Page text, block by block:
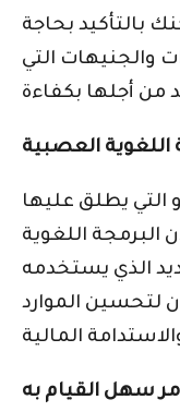
بالتأكيد بحاجة
والجنيهات التي
اللغوية العصبية
التي يطلق عليها
البرمجة اللغوية
الذي يستخدمه
لتحسين الموارد
سهل القيام به